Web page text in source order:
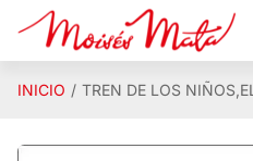
Saltar al contenido principal
INICIO TREN DE LOS NIÑOS,EL